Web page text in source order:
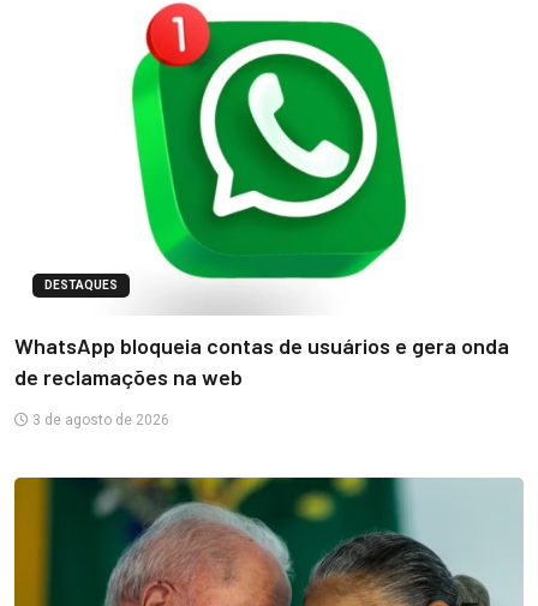
DESTAQUES
WhatsApp bloqueia contas de usuários e gera onda
de reclamações na web
3 de agosto de 2026